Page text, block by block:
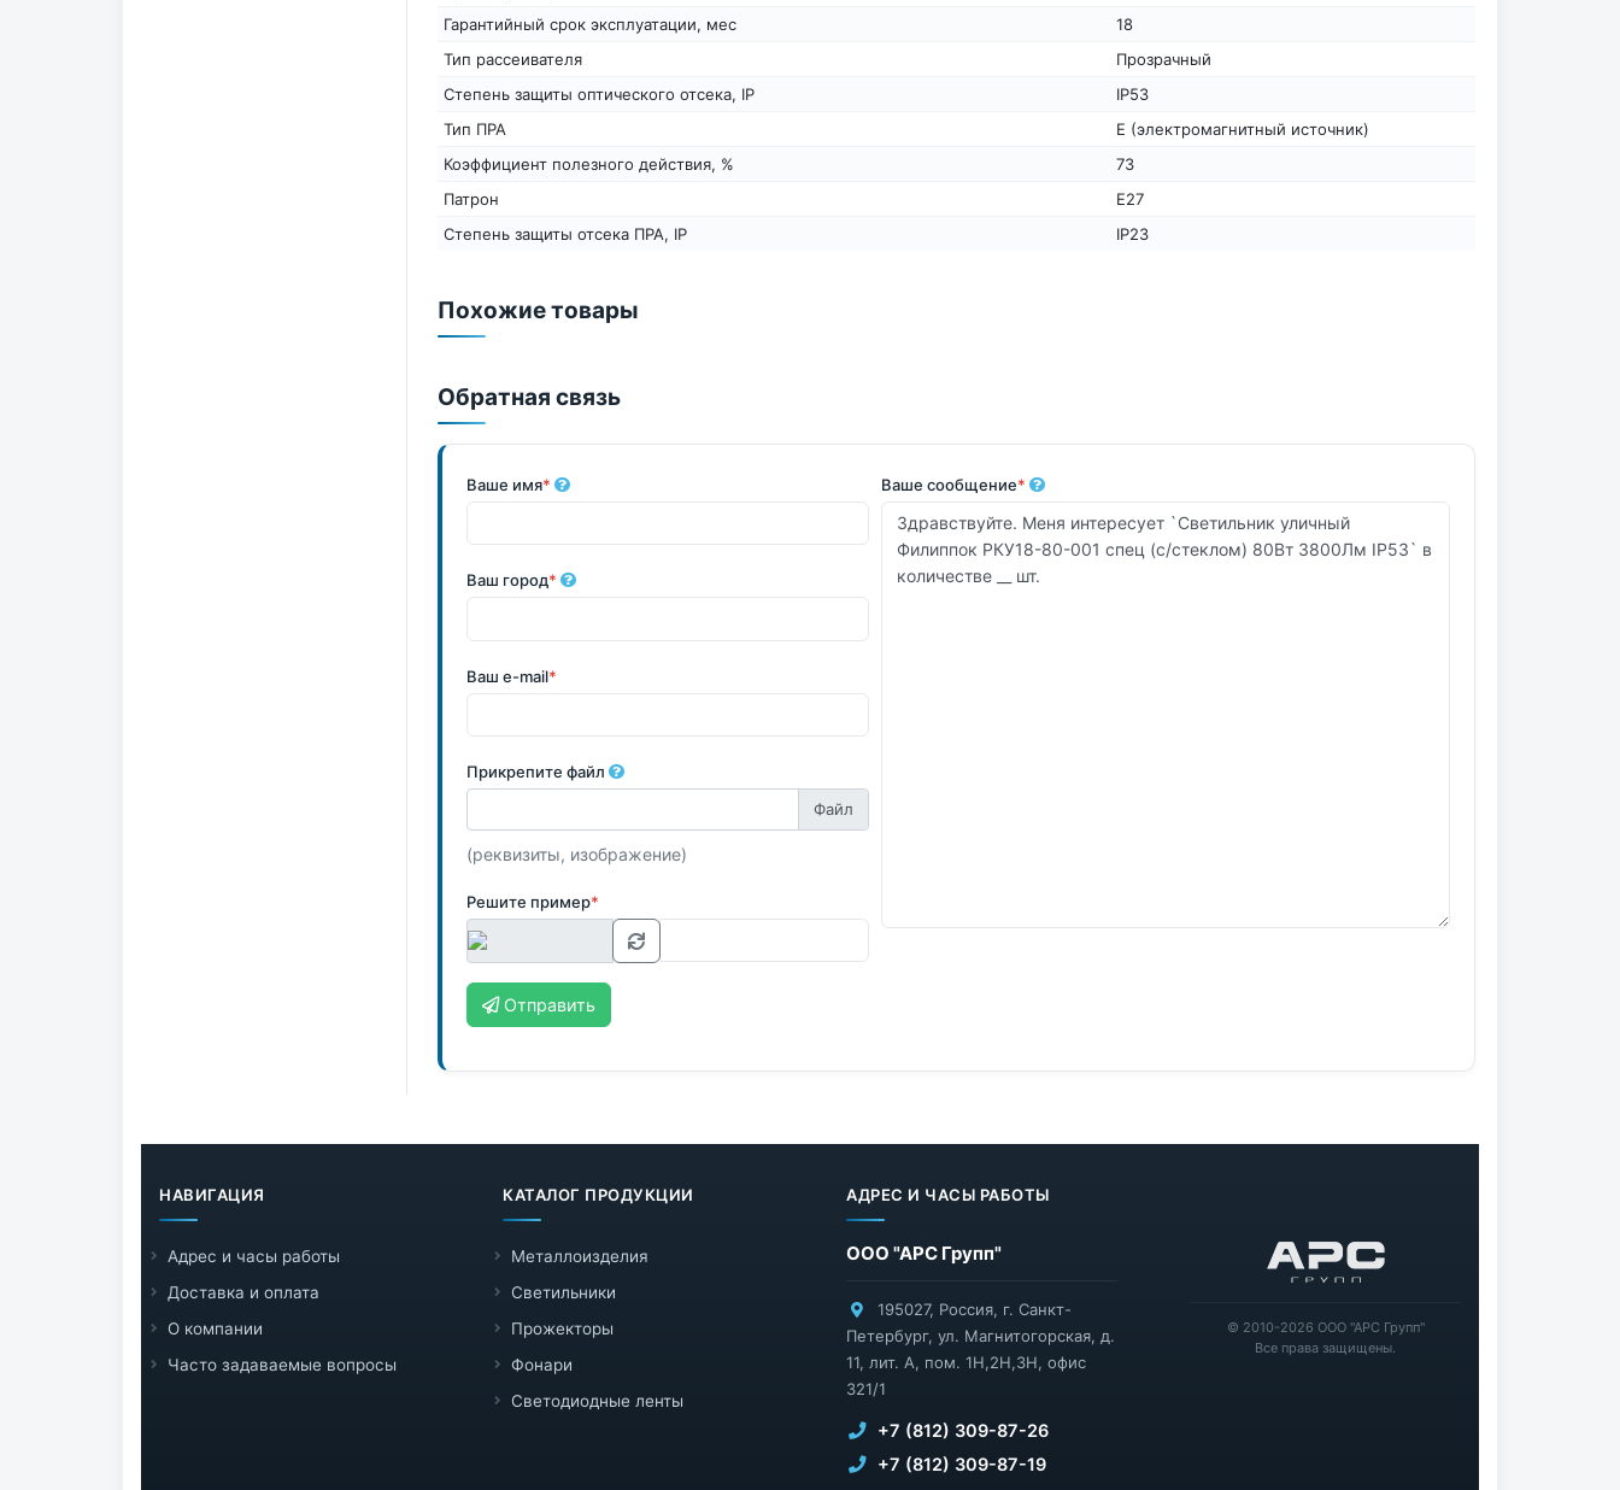
Гарантийный срок эксплуатации, мес
18
Тип рассеивателя
Прозрачный
Степень защиты оптического отсека, IP
IP53
Тип ПРА
E (электромагнитный источник)
Коэффициент полезного действия, %
73
Патрон
Е27
Степень защиты отсека ПРА, IP
IP23
Похожие товары
Обратная связь
Ваше имя*
Ваш город*
Ваш e-mail*
Прикрепите файл
(реквизиты, изображение)
Решите пример*
Ваше сообщение*
Отправить
НАВИГАЦИЯ КАТАЛОГ ПРОДУКЦИИ АДРЕС И ЧАСЫ РАБОТЫ
Адрес и часы работы
Доставка и оплата
О компании
Часто задаваемые вопросы
Металлоизделия
Светильники
Прожекторы
Фонари
Светодиодные ленты
ООО "АРС Групп"
195027, Россия, г. Санкт-
Петербург, ул. Магнитогорская, д.
11, лит. А, пом. 1Н,2Н,3Н, офис
321/1
+7 (812) 309-87-26
+7 (812) 309-87-19
© 2010-2026 ООО "АРС Групп"
Все права защищены.